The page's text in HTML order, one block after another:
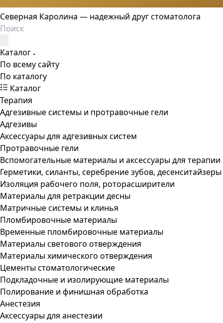
Северная Каролина — надежный друг стоматолога
Каталог
По всему сайту
По каталогу
Каталог
Терапия
Адгезивные системы и протравочные гели
Адгезивы
Аксессуары для адгезивных систем
Протравочные гели
Вспомогательные материалы и аксессуары для терапии
Герметики, силанты, серебрение зубов, десенситайзеры
Изоляция рабочего поля, роторасширители
Материалы для ретракции десны
Матричные системы и клинья
Пломбировочные материалы
Временные пломбировочные материалы
Материалы светового отверждения
Материалы химического отверждения
Цементы стоматологические
Подкладочные и изолирующие материалы
Полирование и финишная обработка
Анестезия
Аксессуары для анестезии